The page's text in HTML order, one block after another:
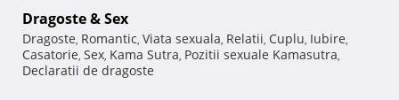
Dragoste & Sex
Dragoste, Romantic, Viata sexuala, Relatii, Cuplu, Iubire,
Casatorie, Sex, Kama Sutra, Pozitii sexuale Kamasutra,
Declaratii de dragoste